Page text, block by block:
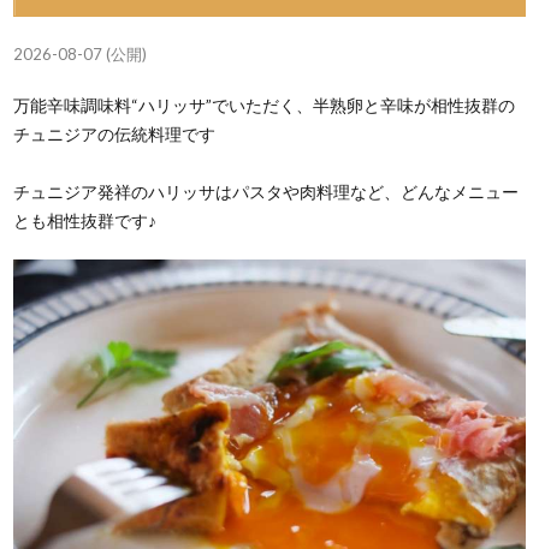
2026-08-07 (公開)
万能辛味調味料“ハリッサ”でいただく、半熟卵と辛味が相性抜群の
チュニジアの伝統料理です
チュニジア発祥のハリッサはパスタや肉料理など、どんなメニュー
とも相性抜群です♪